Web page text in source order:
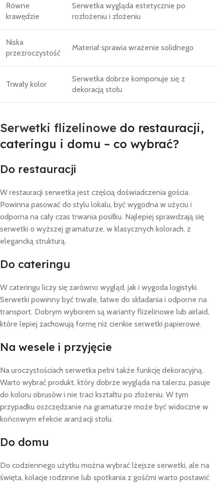
Równe
krawędzie
Serwetka wygląda estetycznie po
rozłożeniu i złożeniu
Niska
przezroczystość
Materiał sprawia wrażenie solidnego
Trwały kolor
Serwetka dobrze komponuje się z
dekoracją stołu
Serwetki flizelinowe do restauracji,
cateringu i domu – co wybrać?
Do restauracji
W restauracji serwetka jest częścią doświadczenia gościa.
Powinna pasować do stylu lokalu, być wygodna w użyciu i
odporna na cały czas trwania posiłku. Najlepiej sprawdzają się
serwetki o wyższej gramaturze, w klasycznych kolorach, z
elegancką strukturą.
Do cateringu
W cateringu liczy się zarówno wygląd, jak i wygoda logistyki.
Serwetki powinny być trwałe, łatwe do składania i odporne na
transport. Dobrym wyborem są warianty flizelinowe lub airlaid,
które lepiej zachowują formę niż cienkie serwetki papierowe.
Na wesele i przyjęcie
Na uroczystościach serwetka pełni także funkcję dekoracyjną.
Warto wybrać produkt, który dobrze wygląda na talerzu, pasuje
do koloru obrusów i nie traci kształtu po złożeniu. W tym
przypadku oszczędzanie na gramaturze może być widoczne w
końcowym efekcie aranżacji stołu.
Do domu
Do codziennego użytku można wybrać lżejsze serwetki, ale na
święta, kolacje rodzinne lub spotkania z gośćmi warto postawić